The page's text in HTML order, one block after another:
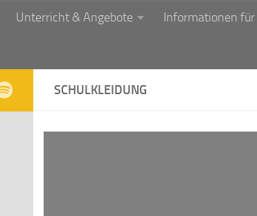
Unterricht & Angebote Informationen
SCHULKLEIDUNG